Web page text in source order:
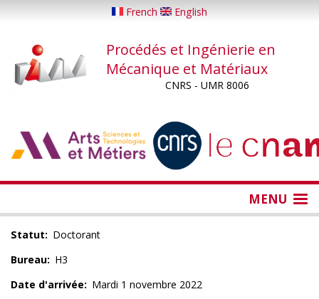
principal
French English
Procédés et Ingénierie en
Mécanique et Matériaux
CNRS - UMR 8006
MENU
Statut
Doctorant
Bureau
H3
Date d'arrivée
Mardi 1 novembre 2022